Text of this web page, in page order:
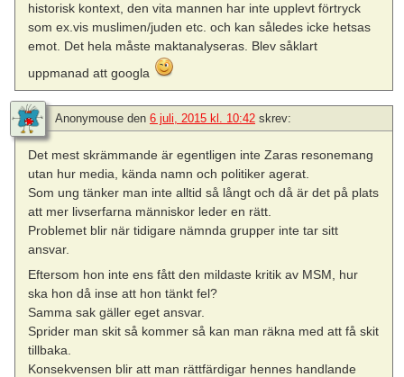
historisk kontext, den vita mannen har inte upplevt förtryck
som ex.vis muslimen/juden etc. och kan således icke hetsas
emot. Det hela måste maktanalyseras. Blev såklart
uppmanad att googla
Anonymouse den 6 juli, 2015 kl. 10:42 skrev:
Det mest skrämmande är egentligen inte Zaras resonemang
utan hur media, kända namn och politiker agerat.
Som ung tänker man inte alltid så långt och då är det på plats
att mer livserfarna människor leder en rätt.
Problemet blir när tidigare nämnda grupper inte tar sitt
ansvar.
Eftersom hon inte ens fått den mildaste kritik av MSM, hur
ska hon då inse att hon tänkt fel?
Samma sak gäller eget ansvar.
Sprider man skit så kommer så kan man räkna med att få skit
tillbaka.
Konsekvensen blir att man rättfärdigar hennes handlande